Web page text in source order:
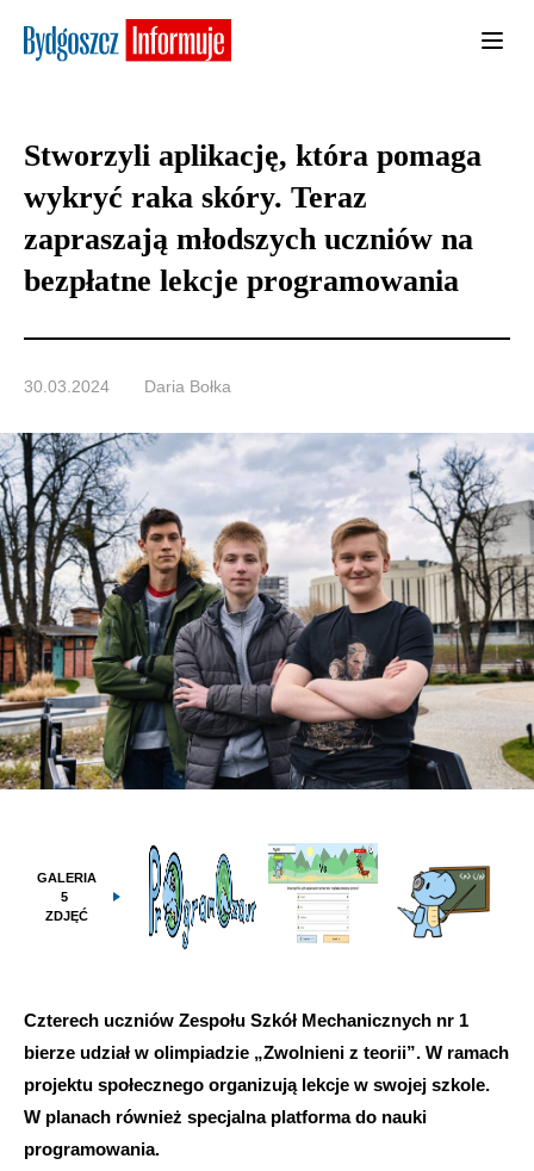
Stworzyli aplikację, która pomaga
wykryć raka skóry. Teraz
zapraszają młodszych uczniów na
bezpłatne lekcje programowania
30.03.2024 Daria Bołka
GALERIA
5
ZDJĘĆ
Czterech uczniów Zespołu Szkół Mechanicznych nr 1
bierze udział w olimpiadzie „Zwolnieni z teorii”. W ramach
projektu społecznego organizują lekcje w swojej szkole.
W planach również specjalna platforma do nauki
programowania.